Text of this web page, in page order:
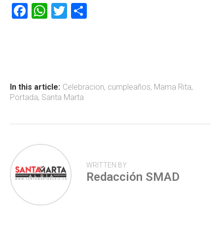
F
ok
W
p
p
T
tir
In this article: Celebracion, cumpleaños, Mama Rita,
Portada, Santa Marta
WRITTEN BY
Redacción SMAD